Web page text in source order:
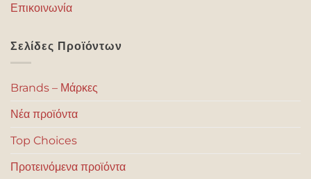
Επικοινωνία
Σελίδες Προϊόντων
Brands – Μάρκες
Νέα προϊόντα
Top Choices
Προτεινόμενα προϊόντα